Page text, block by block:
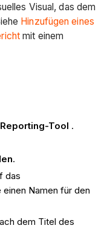
Visual, das dem
Hinzufügen eines
mit einem
Tool .
.
das
einen Namen für den
dem Titel des